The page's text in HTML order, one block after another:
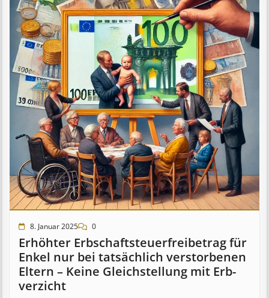
8. Januar 2025 0
Erhöhter Erb­schaft­steuer­frei­be­trag für
Enkel nur bei tat­säch­lich ver­storb­en­en
Eltern – Keine Gleich­stell­ung mit Erb­
verzicht